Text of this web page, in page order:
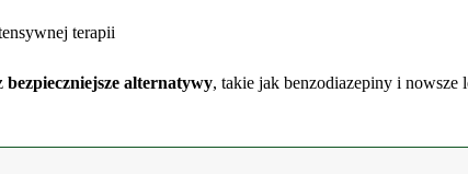
terapii
bezpieczniejsze alternatywy, takie jak benzodiazepiny i nowsze